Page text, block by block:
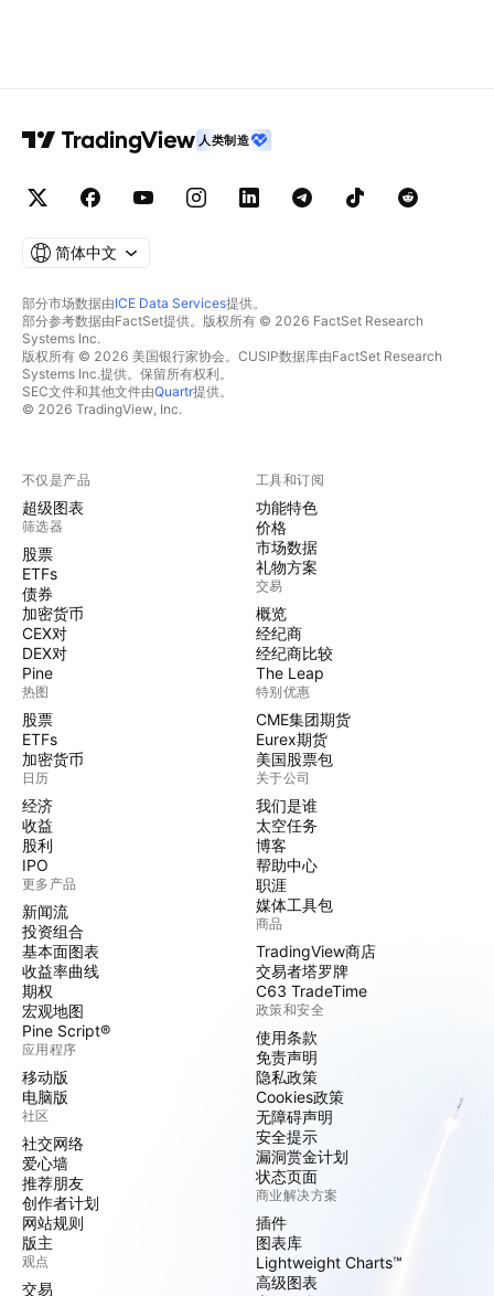
人类制造
简体中文
部分市场数据由ICE Data Services提供。
部分参考数据由FactSet提供。版权所有 © 2026 FactSet Research
Systems Inc.
版权所有 © 2026 美国银行家协会。CUSIP数据库由FactSet Research
Systems Inc.提供。保留所有权利。
SEC文件和其他文件由Quartr提供。
© 2026 TradingView, Inc.
不仅是产品
超级图表
筛选器
股票
ETFs
债券
加密货币
CEX对
DEX对
Pine
热图
股票
ETFs
加密货币
日历
经济
收益
股利
IPO
更多产品
新闻流
投资组合
基本面图表
收益率曲线
期权
宏观地图
Pine Script®
应用程序
移动版
电脑版
社区
社交网络
爱心墙
推荐朋友
创作者计划
网站规则
版主
观点
交易
工具和订阅
功能特色
价格
市场数据
礼物方案
交易
概览
经纪商
经纪商比较
The Leap
特别优惠
CME集团期货
Eurex期货
美国股票包
关于公司
我们是谁
太空任务
博客
帮助中心
职涯
媒体工具包
商品
TradingView商店
交易者塔罗牌
C63 TradeTime
政策和安全
使用条款
免责声明
隐私政策
Cookies政策
无障碍声明
安全提示
漏洞赏金计划
状态页面
商业解决方案
插件
图表库
Lightweight Charts™
高级图表